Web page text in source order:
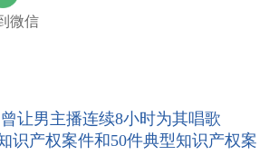
微信
让男主播连续8小时为其唱歌
识产权案件和50件典型知识产权案